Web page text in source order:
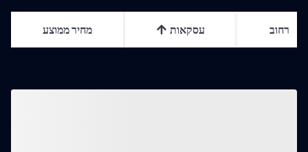
רחוב עסקאות מחיר ממוצע